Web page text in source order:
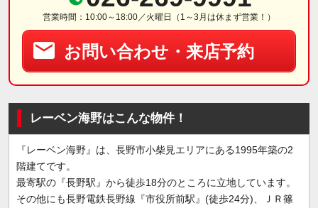
営業時間：10:00～18:00／火曜日（1～3月は休まず営業！）
お問い合わせ・来店予約
レーベン海野はこんな物件！
『レーベン海野』は、長野市小柴見エリアにある1995年築の2
階建てです。
最寄駅の『長野駅』から徒歩18分のところに立地しています。
その他にも長野電鉄長野線『市役所前駅』(徒歩24分)、ＪＲ篠